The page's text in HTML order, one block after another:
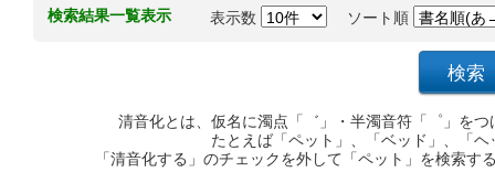
検索結果一覧表示 表示数 ソート順
清音化とは、仮名に濁点「゛」・半濁音符「゜」を
たとえば「ペット」、「ベッド」、「
「清音化する」のチェックを外して「ペット」を検索